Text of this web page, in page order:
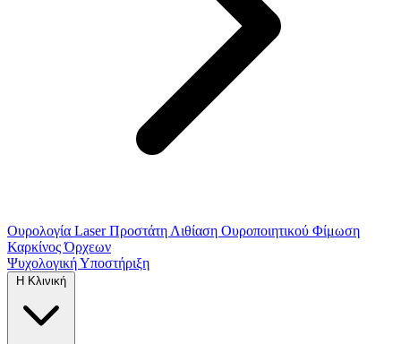
Ουρολογία Laser Προστάτη Λιθίαση Ουροποιητικού Φίμωση
Καρκίνος Όρχεων
Ψυχολογική Υποστήριξη
Η Κλινική